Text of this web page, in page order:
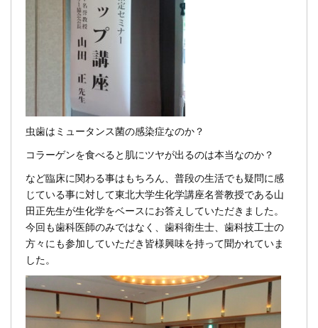
虫歯はミュータンス菌の感染症なのか？
コラーゲンを食べると肌にツヤが出るのは本当なのか？
など臨床に関わる事はもちろん、普段の生活でも疑問に感
じている事に対して東北大学生化学講座名誉教授である山
田正先生が生化学をベースにお答えしていただきました。
今回も歯科医師のみではなく、歯科衛生士、歯科技工士の
方々にも参加していただき皆様興味を持って聞かれていま
した。